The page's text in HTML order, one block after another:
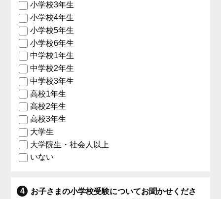
小学校3年生
小学校4年生
小学校5年生
小学校6年生
中学校1年生
中学校2年生
中学校3年生
高校1年生
高校2年生
高校3年生
大学生
大学院生・社会人以上
いない
お子さまの小学校受験についてお聞かせくださ